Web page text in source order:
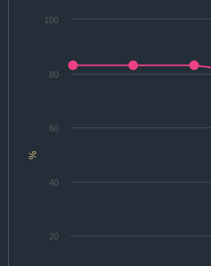
%
20
40
60
80
100